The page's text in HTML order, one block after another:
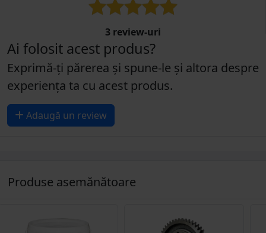
3 review-uri
Ai folosit acest produs?
Exprimă-ți părerea și spune-le și altora despre
experiența ta cu acest produs.
Adaugă un review
Produse asemănătoare